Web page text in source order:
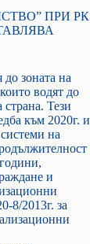
ПРИ РК
зоната на
водят до
Тези
към 2020г. и
на
и
8/2013г. за